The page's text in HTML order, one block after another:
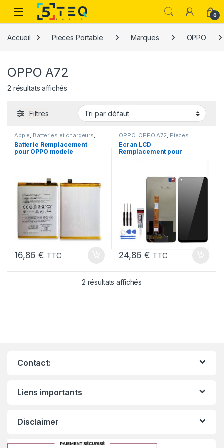
Passer à la navigation
Aller au contenu
0
Accueil Pieces Portable Marques OPPO
OPPO A72
2 résultats affichés
Filtres
Apple, Batteries et chargeurs,
Marques ,OPPO , OPPO A52
OPPO A72,OPPO A92,Pieces
Portable
Batterie Remplacement
pour OPPO modele
16,86€ TTC
OPPO, OPPO A72, Pieces
Portable
Ecran LCD
Remplacement pour
24,86€ TTC
2 résultats affichés
Contact:
Liens importants
Disclaimer